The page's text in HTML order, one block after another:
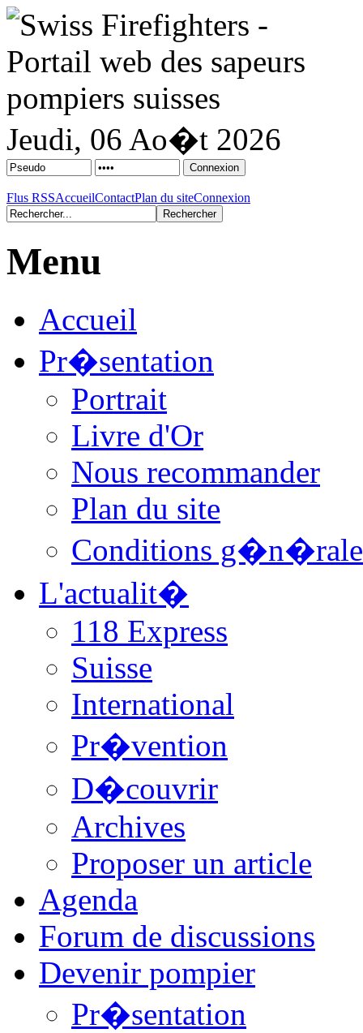
Jeudi, 06 Ao�t 2026
Flus RSSAccueilContactPlan du siteConnexion
Menu
Accueil
Pr�sentation
Portrait
Livre d'Or
Nous recommander
Plan du site
Conditions
L'actualit�
118 Express
Suisse
International
Pr�vention
D�couvrir
Archives
Proposer un article
Agenda
Forum de discussions
Devenir pompier
Pr�sentation